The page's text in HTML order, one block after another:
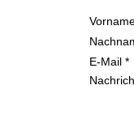
E-Mail *